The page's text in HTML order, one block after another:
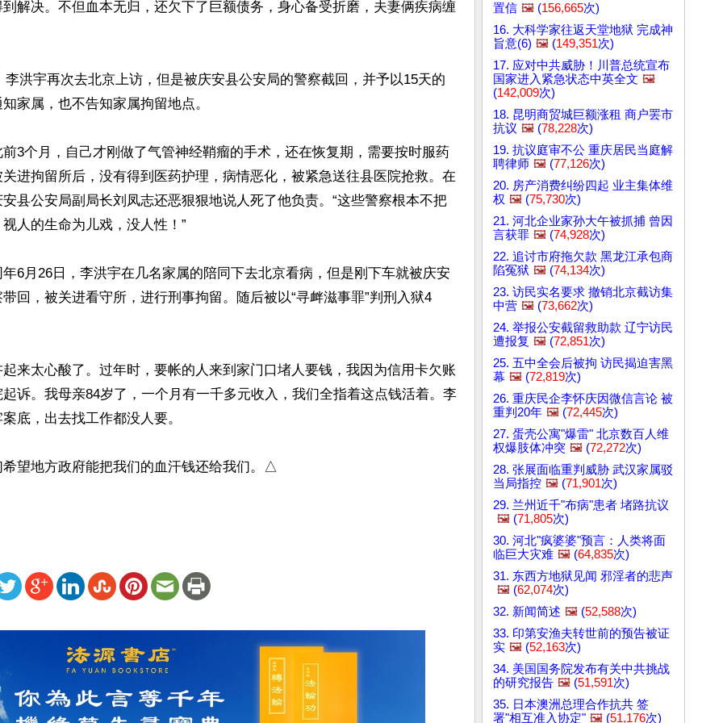
解决。不但血本无归，还欠下了巨额债务，身心备受折磨，夫妻俩疾病缠
李洪宇再次去北京上访，但是被庆安县公安局的警察截回，并予以15天的
家属，也不告知家属拘留地点。
3个月，自己才刚做了气管神经鞘瘤的手术，还在恢复期，需要按时服药
进拘留所后，没有得到医药护理，病情恶化，被紧急送往县医院抢救。在
县公安局副局长刘凤志还恶狠狠地说人死了他负责。“这些警察根本不把
人的生命为儿戏，没人性！”
6月26日，李洪宇在几名家属的陪同下去北京看病，但是刚下车就被庆安
回，被关进看守所，进行刑事拘留。随后被以“寻衅滋事罪”判刑入狱4
来太心酸了。过年时，要帐的人来到家门口堵人要钱，我因为信用卡欠账
诉。我母亲84岁了，一个月有一千多元收入，我们全指着这点钱活着。李
底，出去找工作都没人要。
望地方政府能把我们的血汗钱还给我们。△
置信 🖼️ (156,665次)
16. 大科学家往返天堂地狱 完成神
旨意(6) 🖼️ (149,351次)
17. 应对中共威胁！川普总统宣布
国家进入紧急状态中英全文 🖼️
(142,009次)
18. 昆明商贸城巨额涨租 商户罢市
抗议 🖼️ (78,228次)
19. 抗议庭审不公 重庆居民当庭解
聘律师 🖼️ (77,126次)
20. 房产消费纠纷四起 业主集体维
权 🖼️ (75,730次)
21. 河北企业家孙大午被抓捕 曾因
言获罪 🖼️ (74,928次)
22. 追讨市府拖欠款 黑龙江承包商
陷冤狱 🖼️ (74,134次)
23. 访民实名要求 撤销北京截访集
中营 🖼️ (73,662次)
24. 举报公安截留救助款 辽宁访民
遭报复 🖼️ (72,851次)
25. 五中全会后被拘 访民揭迫害黑
幕 🖼️ (72,819次)
26. 重庆民企李怀庆因微信言论 被
重判20年 🖼️ (72,445次)
27. 蛋壳公寓"爆雷" 北京数百人维
权爆肢体冲突 🖼️ (72,272次)
28. 张展面临重判威胁 武汉家属驳
当局指控 🖼️ (71,901次)
29. 兰州近千"布病"患者 堵路抗议
🖼️ (71,805次)
30. 河北"疯婆婆"预言：人类将面
临巨大灾难 🖼️ (64,835次)
31. 东西方地狱见闻 邪淫者的悲声
🖼️ (62,074次)
32. 新闻简述 🖼️ (52,588次)
33. 印第安渔夫转世前的预告被证
实 🖼️ (52,163次)
34. 美国国务院发布有关中共挑战
的研究报告 🖼️ (51,591次)
35. 日本澳洲总理合作抗共 签
署"相互准入协定" 🖼️ (51,176次)